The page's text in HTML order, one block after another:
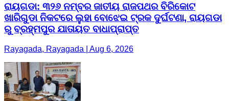
ରାୟଗଡା: ୩୨୬ ନମ୍ବର ଜାତୀୟ ରାଜପଥର ବିରିକୋଟ
ଖାରିଗୁଡା ନିକଟରେ ଲୁହା ବୋଝେଇ ଟ୍ରକ ଦୁର୍ଘଟଣା, ରାୟଗଡା
ରୁ ବ୍ରହ୍ମପୁର ଯାତାୟତ ବାଧାପ୍ରାପ୍ତ
Rayagada, Rayagada | Aug 6, 2026